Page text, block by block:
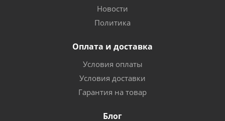
Новости
Политика
Оплата и доставка
Условия оплаты
Условия доставки
Гарантия на товар
Блог